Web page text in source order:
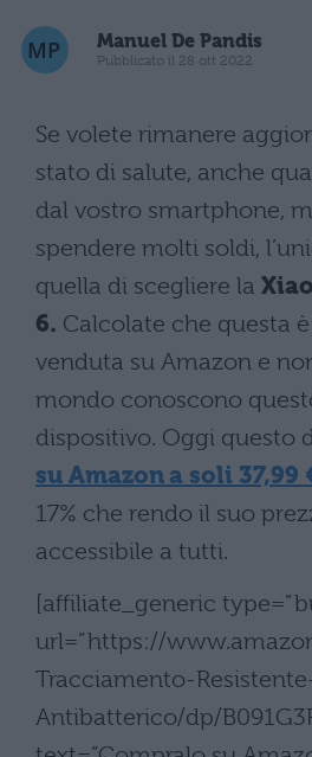
Manuel De Pandis
Pubblicato il 28 ott 2022
Se volete rimanere
stato di salute, anche
dal vostro smartphone,
spendere molti soldi,
quella di scegliere la
6. Calcolate che questa
venduta su Amazon e
mondo conoscono
dispositivo. Oggi questo
su Amazon a soli 37,99
17% che rendo il suo
accessibile a tutti.
[affiliate_generic
url=”https://
Tracciamento-
Antibatterico/dp/